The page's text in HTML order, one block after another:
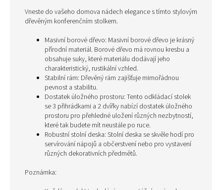
Vneste do vašeho domova nádech elegance s tímto stylovým
dřevěným konferenčním stolkem.
Masivní borové dřevo: Masivní borové dřevo je krásný
přírodní materiál. Borové dřevo má rovnou kresbu a
obsahuje suky, které materiálu dodávají jeho
charakteristický, rustikální vzhled.
Stabilní rám: Dřevěný rám zajišťuje mimořádnou
pevnost a stabilitu.
Dostatek úložného prostoru: Tento odkládací stolek
se 3 přihrádkami a 2 dvířky nabízí dostatek úložného
prostoru pro přehledné uložení různých nezbytností,
které tak budete mít neustále po ruce.
Robustní stolní deska: Stolní deska se skvěle hodí pro
servírování nápojů a občerstvení nebo pro vystavení
různých dekorativních předmětů.
Poznámka: